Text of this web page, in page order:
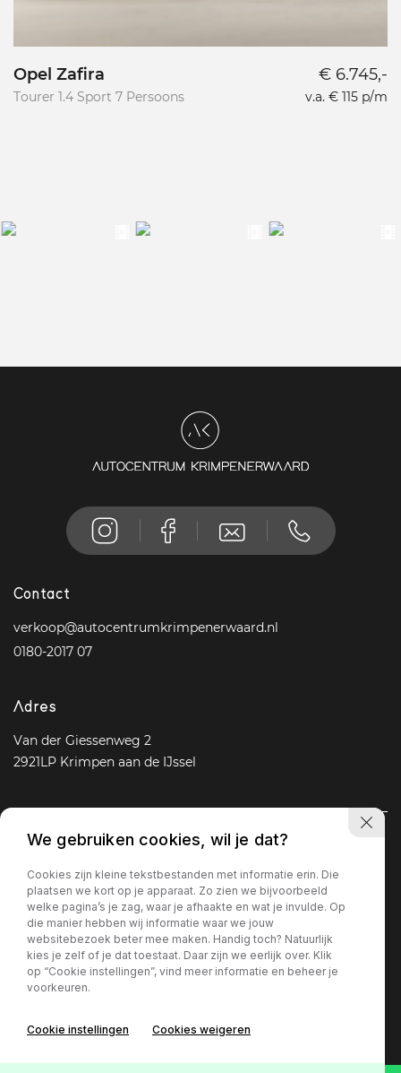
Opel Zafira
Tourer 1.4 Sport 7 Persoons
€ 6.745,-
v.a. € 115 p/m
Contact
verkoop@autocentrumkrimpenerwaard.nl
0180-2017 07
Adres
Van der Giessenweg 2
2921LP Krimpen aan de IJssel
AanbodDiensten Over onsVacatureContact
Openingstijden
Ma - Vr
09 : 00 - 18 : 00
We gebruiken cookies, wil je dat?
Cookies zijn kleine tekstbestanden met informatie erin. Die
plaatsen we kort op je apparaat. Zo zien we bijvoorbeeld
welke pagina’s je zag, waar je afhaakte en wat je invulde. Op
die manier hebben wij informatie waar we jouw
websitebezoek beter mee maken. Handig toch? Natuurlijk
kies je zelf of je dat toestaat. Daar zijn we eerlijk over. Klik
op “Cookie instellingen”, vind meer informatie en beheer je
voorkeuren.
Cookie instellingen Cookies weigeren